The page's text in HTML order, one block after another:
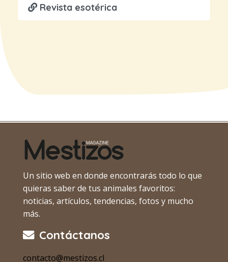
Revista esotérica
Un sitio web en donde encontrarás todo lo que
quieras saber de tus animales favoritos:
noticias, artículos, tendencias, fotos y mucho
más.
Contáctanos
contacto@mestizos.cl